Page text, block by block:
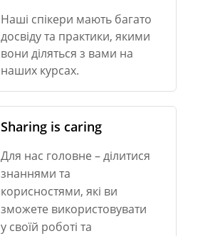
Наші спікери мають багато
досвіду та практики, якими
вони діляться з вами на
наших курсах.
Sharing is caring
Для нас головне – ділитися
знаннями та
корисностями, які ви
зможете використовувати
у своїй роботі та